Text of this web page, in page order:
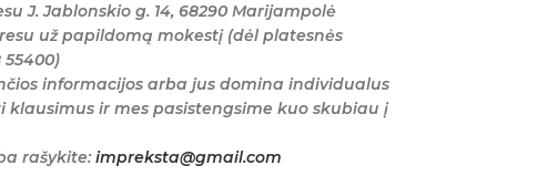
J. Jablonskio g. 14, 68290 Marijampolė
už papildomą mokestį (dėl platesnės
informacijos arba jus domina individualus
klausimus ir mes pasistengsime kuo skubiau į
rašykite:impreksta@gmail.com